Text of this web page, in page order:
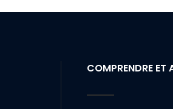
COMPRENDRE ET